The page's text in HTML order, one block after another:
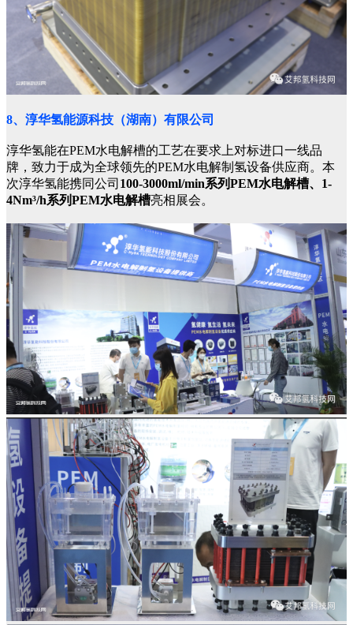
8、淳华氢能源科技（湖南）有限公司
淳华氢能在PEM水电解槽的工艺在要求上对标进口一线品
牌，致力于成为全球领先的PEM水电解制氢设备供应商。本
次淳华氢能携同公司 100-3000ml/min系列PEM水电解槽、1-
4Nm³/h系列PEM水电解槽亮相展会。